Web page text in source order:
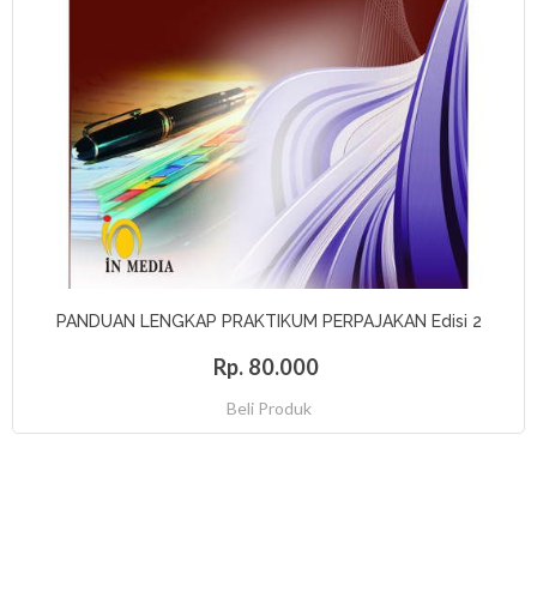
PANDUAN LENGKAP PRAKTIKUM PERPAJAKAN Edisi 2
Rp. 80.000
Beli Produk